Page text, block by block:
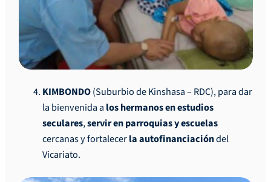
KIMBONDO(Suburbio de Kinshasa – RDC), para dar
la bienvenida a los hermanos en estudios
seculares,servir en parroquias y escuelas
cercanas y fortalecerla autofinanciacióndel
Vicariato.